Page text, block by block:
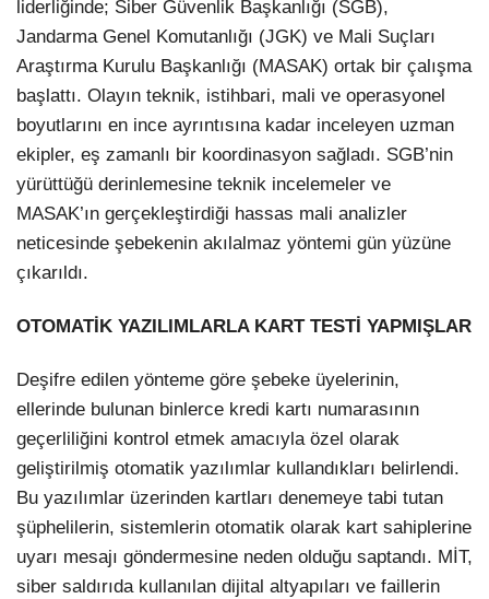
liderliğinde; Siber Güvenlik Başkanlığı (SGB),
Jandarma Genel Komutanlığı (JGK) ve Mali Suçları
Araştırma Kurulu Başkanlığı (MASAK) ortak bir çalışma
başlattı. Olayın teknik, istihbari, mali ve operasyonel
boyutlarını en ince ayrıntısına kadar inceleyen uzman
ekipler, eş zamanlı bir koordinasyon sağladı. SGB’nin
yürüttüğü derinlemesine teknik incelemeler ve
MASAK’ın gerçekleştirdiği hassas mali analizler
neticesinde şebekenin akılalmaz yöntemi gün yüzüne
çıkarıldı.
OTOMATİK YAZILIMLARLA KART TESTİ YAPMIŞLAR
Deşifre edilen yönteme göre şebeke üyelerinin,
ellerinde bulunan binlerce kredi kartı numarasının
geçerliliğini kontrol etmek amacıyla özel olarak
geliştirilmiş otomatik yazılımlar kullandıkları belirlendi.
Bu yazılımlar üzerinden kartları denemeye tabi tutan
şüphelilerin, sistemlerin otomatik olarak kart sahiplerine
uyarı mesajı göndermesine neden olduğu saptandı. MİT,
siber saldırıda kullanılan dijital altyapıları ve faillerin